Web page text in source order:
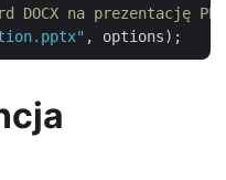
na prezentację